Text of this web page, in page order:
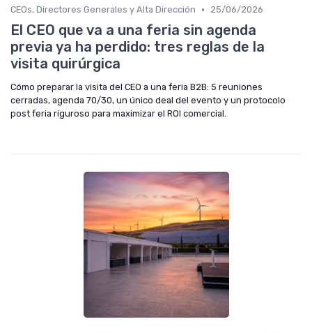
CEOs, Directores Generales y Alta Dirección • 25/06/2026
El CEO que va a una feria sin agenda
previa ya ha perdido: tres reglas de la
visita quirúrgica
Cómo preparar la visita del CEO a una feria B2B: 5 reuniones
cerradas, agenda 70/30, un único deal del evento y un protocolo
post feria riguroso para maximizar el ROI comercial.